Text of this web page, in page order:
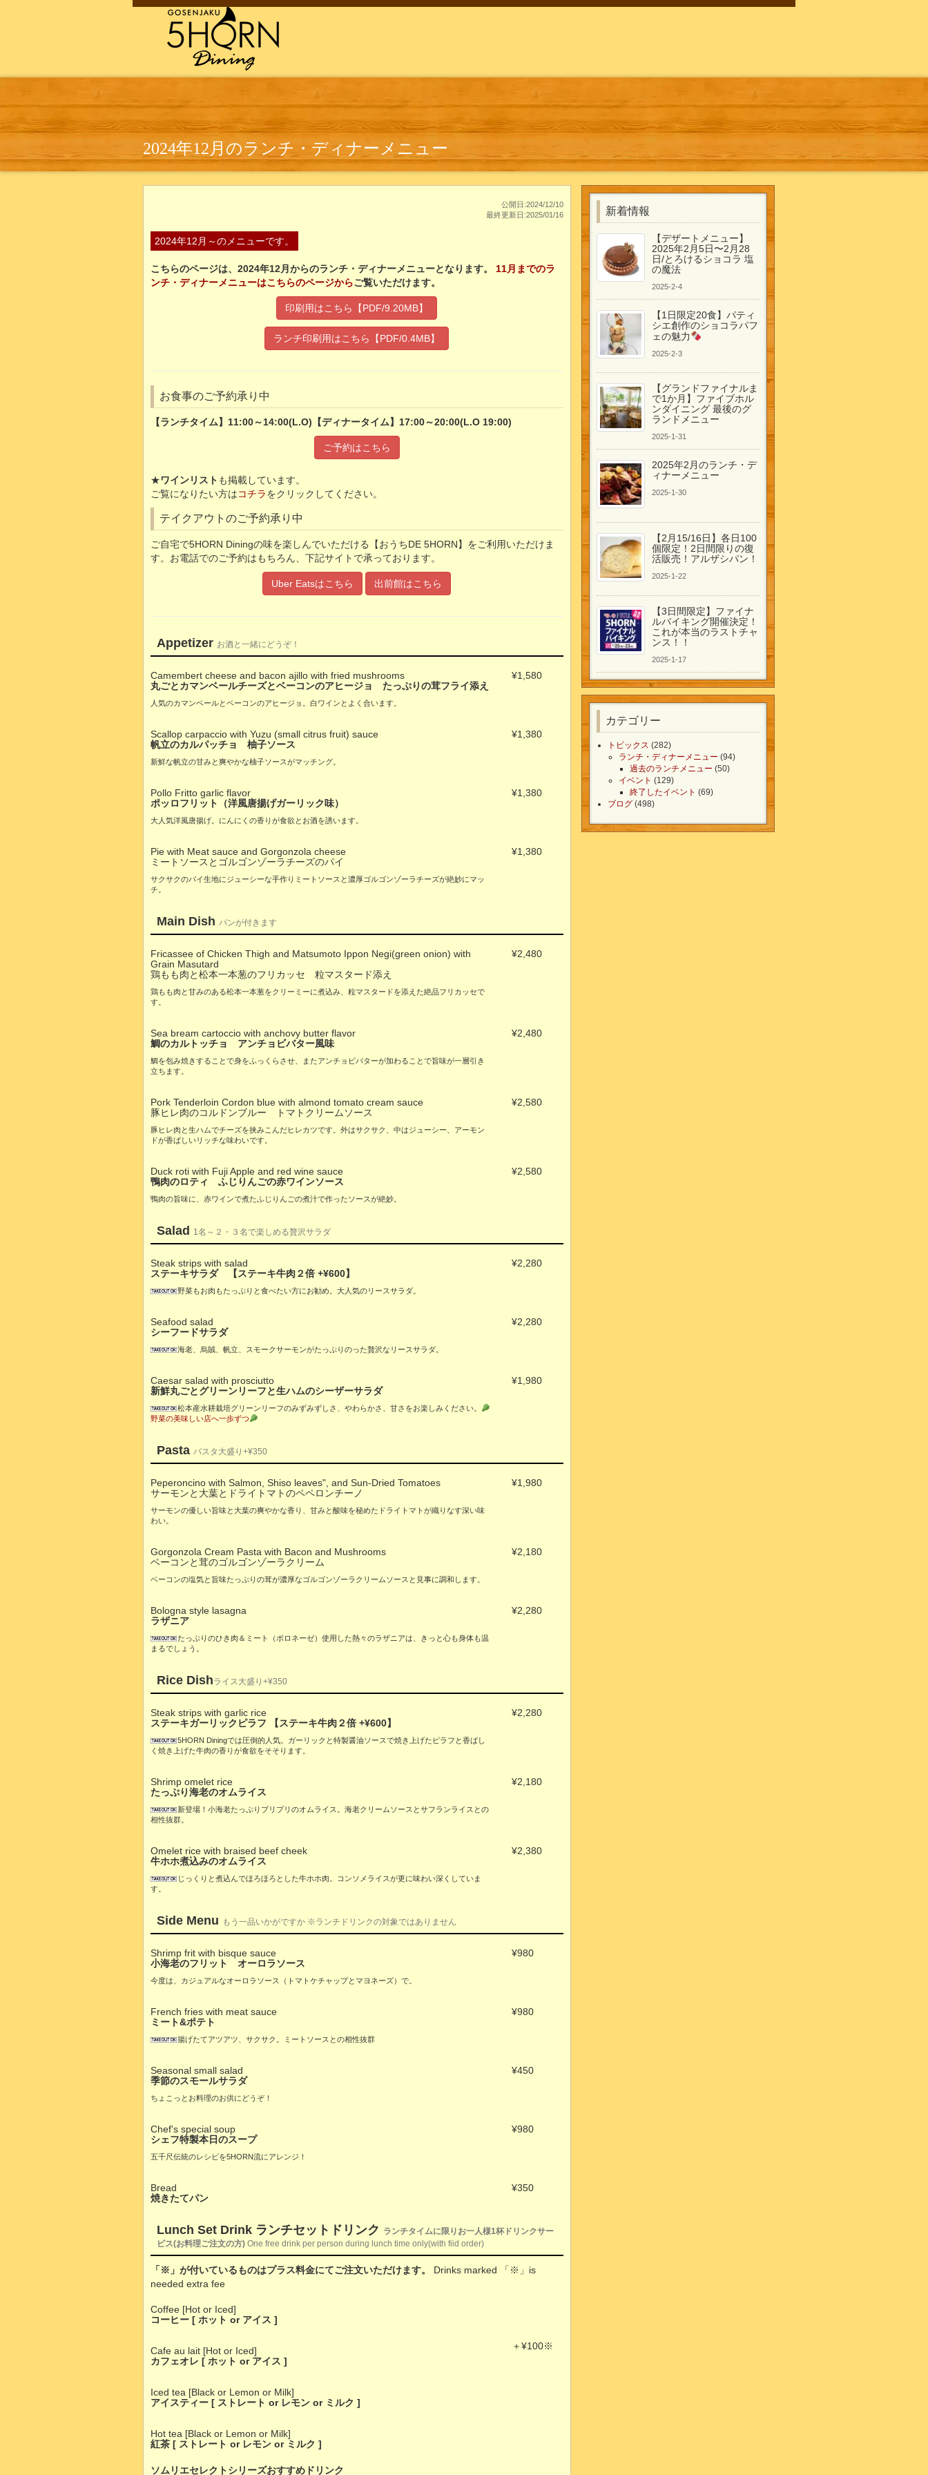
2024年12月のランチ・ディナーメニュー
公開日:2024/12/10
最終更新日:2025/01/16
2024年12月～のメニューです。
こちらのページは、2024年12月からのランチ・ディナーメニューとなります。 11月までのラ
ンチ・ディナーメニューはこちらのページからご覧いただけます。
印刷用はこちら【PDF/9.20MB】
ランチ印刷用はこちら【PDF/0.4MB】
お食事のご予約承り中
【ランチタイム】11:00～14:00(L.O)【ディナータイム】17:00～20:00(L.O 19:00)
ご予約はこちら
★ワインリスト も掲載しています。
ご覧になりたい方はコチラをクリックしてください。
テイクアウトのご予約承り中
ご自宅で5HORN Diningの味を楽しんでいただける【おうちDE 5HORN】をご利用いただけま
す。お電話でのご予約はもちろん、下記サイトで承っております。
Uber Eatsはこちら 出前館はこちら
Appetizer お酒と一緒にどうぞ！
Camembert cheese and bacon ajillo with fried mushrooms
丸ごとカマンベールチーズとベーコンのアヒージョ たっぷりの茸フライ添え
人気のカマンベールとベーコンのアヒージョ。白ワインとよく合います。
¥1,580
Scallop carpaccio with Yuzu (small citrus fruit) sauce
帆立のカルパッチョ 柚子ソース
新鮮な帆立の甘みと爽やかな柚子ソースがマッチング。
¥1,380
Pollo Fritto garlic flavor
ポッロフリット（洋風唐揚げガーリック味）
大人気洋風唐揚げ。にんにくの香りが食欲とお酒を誘います。
¥1,380
Pie with Meat sauce and Gorgonzola cheese
ミートソースとゴルゴンゾーラチーズのパイ
サクサクのパイ生地にジューシーな手作りミートソースと濃厚ゴルゴンゾーラチーズが絶妙にマッ
チ。
¥1,380
Main Dish パンが付きます
Fricassee of Chicken Thigh and Matsumoto Ippon Negi(green onion) with
Grain Masutard
鶏もも肉と松本一本葱のフリカッセ 粒マスタード添え
鶏もも肉と甘みのある松本一本葱をクリーミーに煮込み、粒マスタードを添えた絶品フリカッセで
す。
¥2,480
Sea bream cartoccio with anchovy butter flavor
鯛のカルトッチョ アンチョビバター風味
鯛を包み焼きすることで身をふっくらさせ、またアンチョビバターが加わることで旨味が一層引き
立ちます。
¥2,480
Pork Tenderloin Cordon blue with almond tomato cream sauce
豚ヒレ肉のコルドンブルー トマトクリームソース
豚ヒレ肉と生ハムでチーズを挟みこんだヒレカツです。外はサクサク、中はジューシー、アーモン
ドが香ばしいリッチな味わいです。
¥2,580
Duck roti with Fuji Apple and red wine sauce
鴨肉のロティ ふじりんごの赤ワインソース
鴨肉の旨味に、赤ワインで煮たふじりんごの煮汁で作ったソースが絶妙。
¥2,580
Salad 1名～２・３名で楽しめる贅沢サラダ
Steak strips with salad
ステーキサラダ 【ステーキ牛肉２倍 +¥600】
野菜もお肉もたっぷりと食べたい方にお勧め。大人気のリースサラダ。
¥2,280
Seafood salad
シーフードサラダ
海老、烏賊、帆立、スモークサーモンがたっぷりのった贅沢なリースサラダ。
¥2,280
Caesar salad with prosciutto
新鮮丸ごとグリーンリーフと生ハムのシーザーサラダ
松本産水耕栽培グリーンリーフのみずみずしさ、やわらかさ、甘さをお楽しみください。
野菜の美味しい店へ一歩ずつ
¥1,980
Pasta パスタ大盛り+¥350
Peperoncino with Salmon, Shiso leaves", and Sun-Dried Tomatoes
サーモンと大葉とドライトマトのペペロンチーノ
サーモンの優しい旨味と大葉の爽やかな香り、甘みと酸味を秘めたドライトマトが織りなす深い味
わい。
¥1,980
Gorgonzola Cream Pasta with Bacon and Mushrooms
ベーコンと茸のゴルゴンゾーラクリーム
ベーコンの塩気と旨味たっぷりの茸が濃厚なゴルゴンゾーラクリームソースと見事に調和します。
¥2,180
Bologna style lasagna
ラザニア
たっぷりのひき肉＆ミート（ボロネーゼ）使用した熱々のラザニアは、きっと心も身体も温
まるでしょう。
¥2,280
Rice Dishライス大盛り+¥350
Steak strips with garlic rice
ステーキガーリックピラフ 【ステーキ牛肉２倍 +¥600】
5HORN Diningでは圧倒的人気。ガーリックと特製醤油ソースで焼き上げたピラフと香ばし
く焼き上げた牛肉の香りが食欲をそそります。
¥2,280
Shrimp omelet rice
たっぷり海老のオムライス
新登場！小海老たっぷりプリプリのオムライス。海老クリームソースとサフランライスとの
相性抜群。
¥2,180
Omelet rice with braised beef cheek
牛ホホ煮込みのオムライス
じっくりと煮込んでほろほろとした牛ホホ肉。コンソメライスが更に味わい深くしていま
す。
¥2,380
Side Menu もう一品いかがですか ※ランチドリンクの対象ではありません
Shrimp frit with bisque sauce
小海老のフリット オーロラソース
今度は、カジュアルなオーロラソース（トマトケチャップとマヨネーズ）で。
¥980
French fries with meat sauce
ミート&ポテト
揚げたてアツアツ、サクサク。ミートソースとの相性抜群
¥980
Seasonal small salad
季節のスモールサラダ
ちょこっとお料理のお供にどうぞ！
¥450
Chef's special soup
シェフ特製本日のスープ
五千尺伝統のレシピを5HORN流にアレンジ！
¥980
Bread
焼きたてパン
¥350
Lunch Set Drink ランチセットドリンク
ランチタイムに限りお一人様1杯ドリンクサー
ビス(お料理ご注文の方) One free drink per person during lunch time only(with fiid order)
「※」が付いているものはプラス料金にてご注文いただけます。
Drinks marked 「※」is
needed extra fee
Coffee [Hot or Iced]
コーヒー [ ホット or アイス ]
Cafe au lait [Hot or Iced]
カフェオレ [ ホット or アイス ]
＋¥100※
Iced tea [Black or Lemon or Milk]
アイスティー [ ストレート or レモン or ミルク ]
Hot tea [Black or Lemon or Milk]
紅茶 [ ストレート or レモン or ミルク ]
ソムリエセレクトシリーズおすすめドリンク
新着情報
【デザートメニュー】
2025年2月5日〜2月28
日/とろけるショコラ 塩
の魔法
2025-2-4
【1日限定20食】パティ
シエ創作のショコラパフ
ェの魅力
2025-2-3
【グランドファイナルま
で1か月】ファイブホル
ンダイニング 最後のグ
ランドメニュー
2025-1-31
2025年2月のランチ・デ
ィナーメニュー
2025-1-30
【2月15/16日】各日100
個限定！2日間限りの復
活販売！アルザシパン！
2025-1-22
【3日間限定】ファイナ
ルバイキング開催決定！
これが本当のラストチャ
ンス！！
2025-1-17
カテゴリー
トピックス (282)
ランチ・ディナーメニュー (94)
過去のランチメニュー (50)
イベント (129)
終了したイベント (69)
ブログ(498)